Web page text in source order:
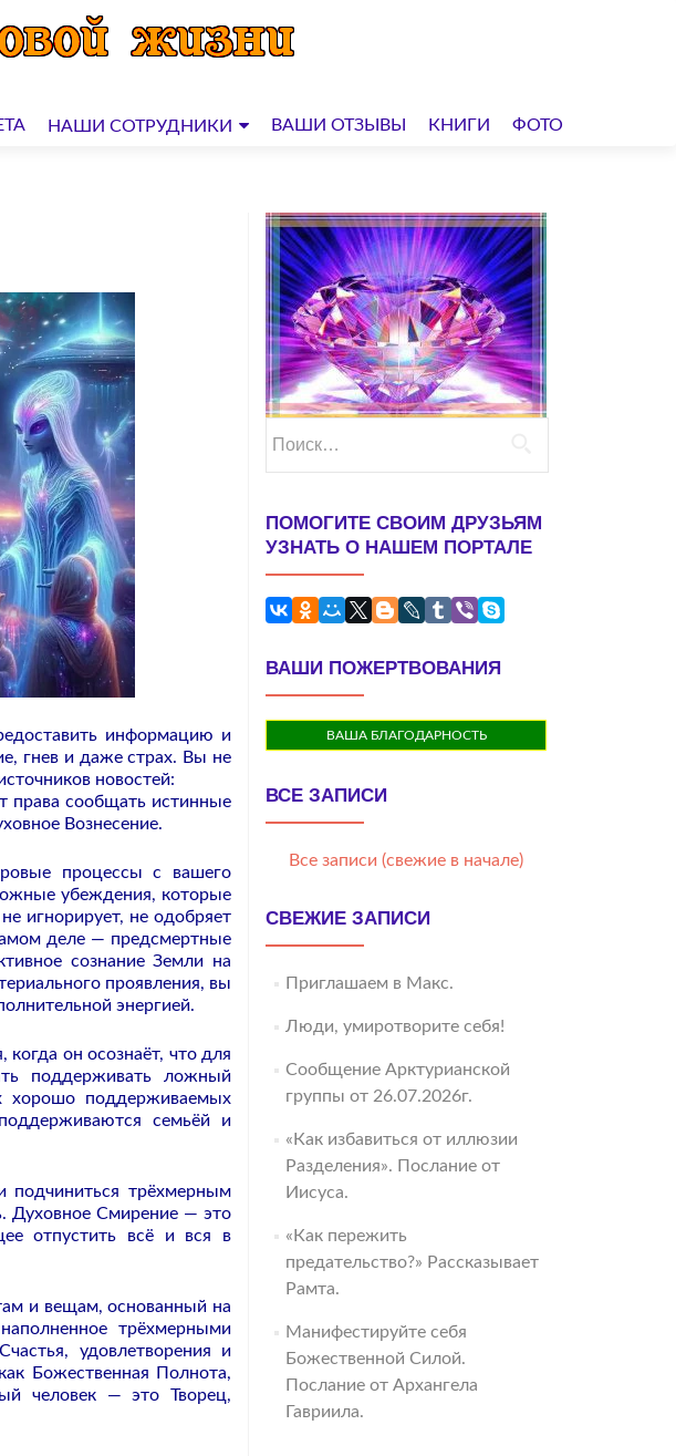
НАШИ СОТРУДНИКИ ВАШИ ОТЗЫВЫ КНИГИ ФОТО
информацию и
гнев и даже страх. Вы не
новостей:
права сообщать истинные
Вознесение.
процессы с вашего
убеждения, которые
игнорирует, не одобряет
деле — предсмертные
сознание Земли на
проявления, вы
энергией.
он осознаёт, что для
поддерживать ложный
хорошо поддерживаемых
семьёй и
трёхмерным
Духовное Смирение — это
отпустить всё и вся в
и вещам, основанный на
трёхмерными
удовлетворения и
Божественная Полнота,
человек — это Творец,
ПОМОГИТЕ СВОИМ ДРУЗЬЯМ
УЗНАТЬ О НАШЕМ ПОРТАЛЕ
ВАШИ ПОЖЕРТВОВАНИЯ
ВАША БЛАГОДАРНОСТЬ
ВСЕ ЗАПИСИ
Все записи (свежие в начале)
СВЕЖИЕ ЗАПИСИ
Приглашаем в Макс.
Люди, умиротворите себя!
Сообщение Арктурианской
группы от 26.07.2026г.
«Как избавиться от иллюзии
Разделения». Послание от
Иисуса.
«Как пережить
предательство?» Рассказывает
Рамта.
Манифестируйте себя
Божественной Силой.
Послание от Архангела
Гавриила.